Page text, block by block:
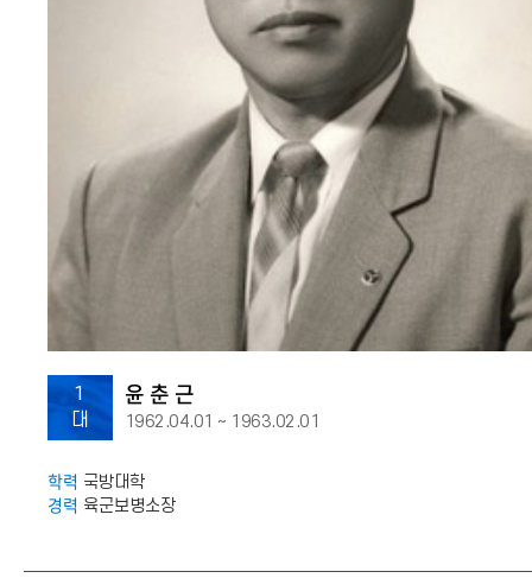
1
대
윤 춘 근
1962.04.01 ~ 1963.02.01
학력 국방대학
경력 육군보병소장